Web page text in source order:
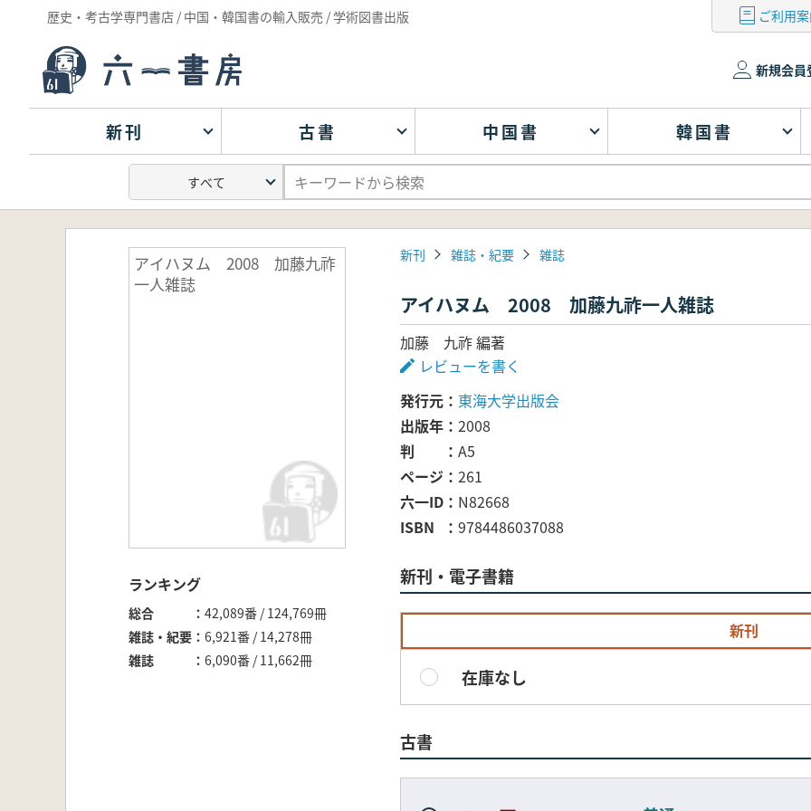
歴史・考古学専門書店 / 中国・韓国書の輸入販売 / 学術図書出版 ご利用
新規会員
新刊 古書 中国書 韓国書
アイハヌム 2008 加藤九祚
一人雑誌
ランキング
総合
42,089番 / 124,769冊
雑誌・紀要
6,921番 / 14,278冊
雑誌
6,090番 / 11,662冊
新刊 雑誌・紀要 雑誌
アイハヌム 2008 加藤九祚一人雑誌
加藤 九祚 編著
レビューを書く
発行元
東海大学出版会
出版年
2008
判
A5
ページ
261
六一ID
N82668
ISBN
9784486037088
新刊・電子書籍
新刊
在庫なし
古書